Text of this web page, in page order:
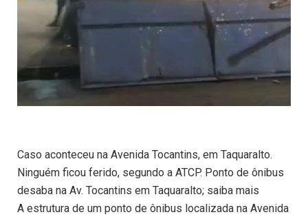
Caso aconteceu na Avenida Tocantins, em Taquaralto.
Ninguém ficou ferido, segundo a ATCP. Ponto de ônibus
desaba na Av. Tocantins em Taquaralto; saiba mais
A estrutura de um ponto de ônibus localizada na Avenida